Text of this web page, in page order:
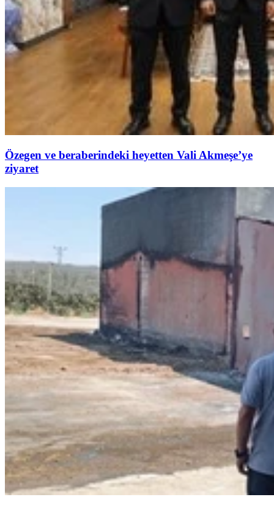
Özegen ve beraberindeki heyetten Vali Akmeşe’ye
ziyaret